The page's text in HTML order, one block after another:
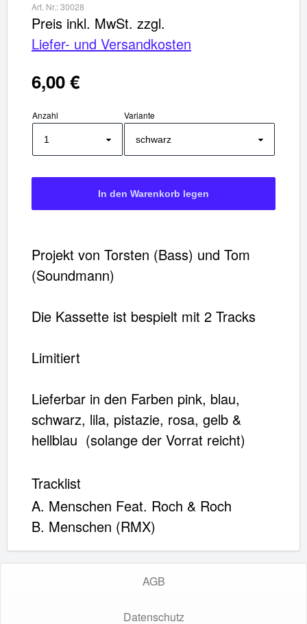
Art. Nr.:30028
Preis inkl. MwSt. zzgl.
Liefer- und Versandkosten
6,00 €
Anzahl Variante
Projekt von Torsten (Bass) und Tom
(Soundmann)
Die Kassette ist bespielt mit 2 Tracks
Limitiert
Lieferbar in den Farben pink, blau,
schwarz, lila, pistazie, rosa, gelb &
hellblau (solange der Vorrat reicht)
Tracklist
A. Menschen Feat. Roch & Roch
B. Menschen (RMX)
AGB
Datenschutz